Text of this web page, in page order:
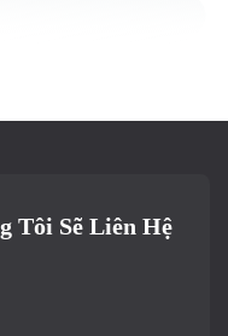
Tôi Sẽ Liên Hệ